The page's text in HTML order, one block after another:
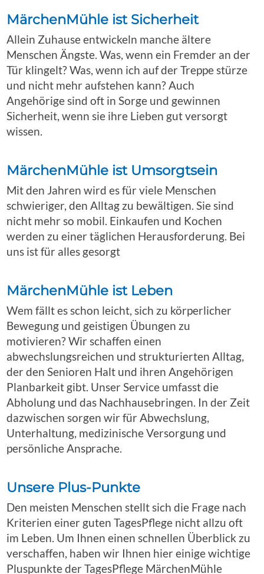
MärchenMühle ist Sicherheit
Allein Zuhause entwickeln manche ältere
Menschen Ängste. Was, wenn ein Fremder an der
Tür klingelt? Was, wenn ich auf der Treppe stürze
und nicht mehr aufstehen kann? Auch
Angehörige sind oft in Sorge und gewinnen
Sicherheit, wenn sie ihre Lieben gut versorgt
wissen.
MärchenMühle ist Umsorgtsein
Mit den Jahren wird es für viele Menschen
schwieriger, den Alltag zu bewältigen. Sie sind
nicht mehr so mobil. Einkaufen und Kochen
werden zu einer täglichen Herausforderung. Bei
uns ist für alles gesorgt
MärchenMühle ist Leben
Wem fällt es schon leicht, sich zu körperlicher
Bewegung und geistigen Übungen zu
motivieren? Wir schaffen einen
abwechslungsreichen und strukturierten Alltag,
der den Senioren Halt und ihren Angehörigen
Planbarkeit gibt. Unser Service umfasst die
Abholung und das Nachhausebringen. In der Zeit
dazwischen sorgen wir für Abwechslung,
Unterhaltung, medizinische Versorgung und
persönliche Ansprache.
Unsere Plus-Punkte
Den meisten Menschen stellt sich die Frage nach
Kriterien einer guten TagesPflege nicht allzu oft
im Leben. Um Ihnen einen schnellen Überblick zu
verschaffen, haben wir Ihnen hier einige wichtige
Pluspunkte der TagesPflege MärchenMühle